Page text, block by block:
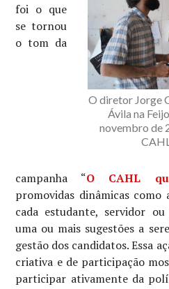
O diretor Jorge
Ávila na
novembro de
foi o que
se tornou
o tom da
campanha “O CAHL
promovidas dinâmicas como
cada estudante, servidor
uma ou mais sugestões a
gestão dos candidatos. Essa
criativa e de participação
participar ativamente da